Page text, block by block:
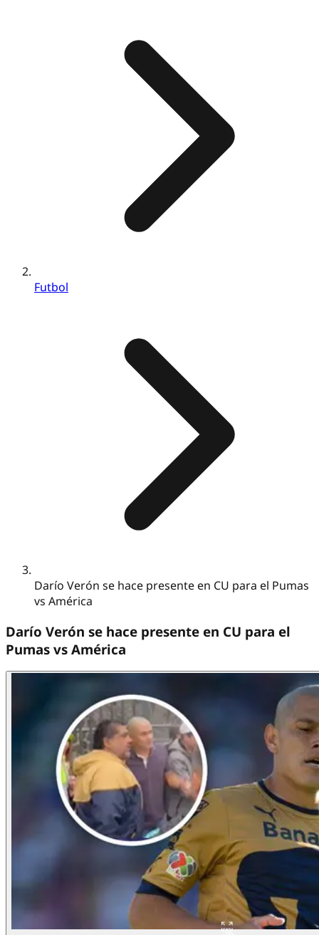
Futbol
Darío Verón se hace presente en CU para el Pumas
vs América
Darío Verón se hace presente en CU para el
Pumas vs América